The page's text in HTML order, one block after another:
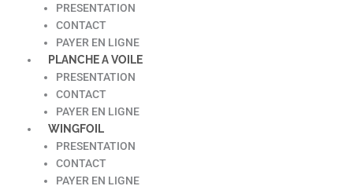
PRESENTATION
CONTACT
PAYER EN LIGNE
PLANCHE A VOILE
PRESENTATION
CONTACT
PAYER EN LIGNE
WINGFOIL
PRESENTATION
CONTACT
PAYER EN LIGNE